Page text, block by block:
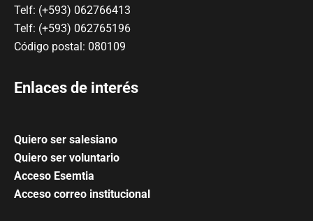
Telf: (+593) 062766413
Telf: (+593) 062765196
Código postal: 080109
Enlaces de interés
Quiero ser salesiano
Quiero ser voluntario
Acceso Esemtia
Acceso correo institucional